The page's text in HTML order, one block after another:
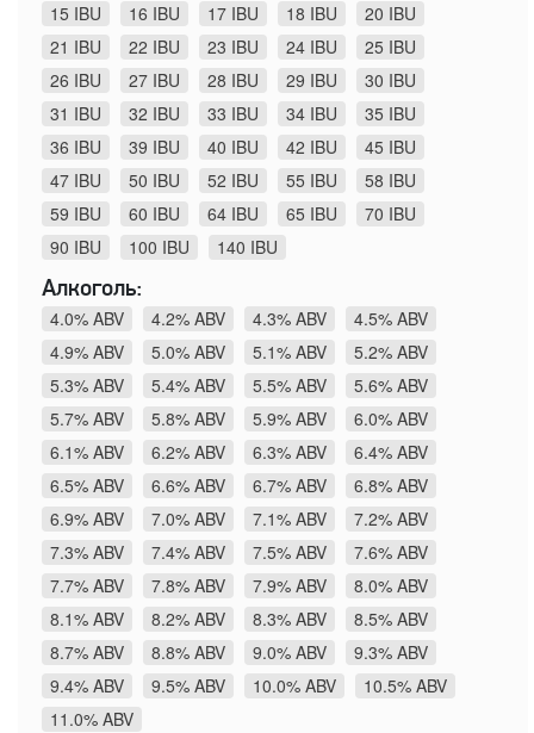
15 IBU
16 IBU 17 IBU 18 IBU
20 IBU
21 IBU
22 IBU 23 IBU 24 IBU
25 IBU
26 IBU
27 IBU 28 IBU 29 IBU
30 IBU
31 IBU
32 IBU 33 IBU 34 IBU
35 IBU
36 IBU
39 IBU 40 IBU 42 IBU
45 IBU
47 IBU
50 IBU 52 IBU 55 IBU
58 IBU
59 IBU
60 IBU 64 IBU 65 IBU
70 IBU
90 IBU
100 IBU
140 IBU
Алкоголь:
4.0% ABV
4.2% ABV 4.3% ABV
4.5% ABV
4.9% ABV
5.0% ABV 5.1% ABV
5.2% ABV
5.3% ABV
5.4% ABV 5.5% ABV
5.6% ABV
5.7% ABV
5.8% ABV 5.9% ABV
6.0% ABV
6.1% ABV
6.2% ABV 6.3% ABV
6.4% ABV
6.5% ABV
6.6% ABV 6.7% ABV
6.8% ABV
6.9% ABV
7.0% ABV 7.1% ABV
7.2% ABV
7.3% ABV
7.4% ABV 7.5% ABV
7.6% ABV
7.7% ABV
7.8% ABV 7.9% ABV
8.0% ABV
8.1% ABV
8.2% ABV 8.3% ABV
8.5% ABV
8.7% ABV
8.8% ABV 9.0% ABV
9.3% ABV
9.4% ABV
9.5% ABV 10.0% ABV
10.5% ABV
11.0% ABV